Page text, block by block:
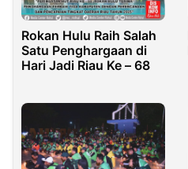
Rokan Hulu Raih Salah
Satu Penghargaan di
Hari Jadi Riau Ke – 68